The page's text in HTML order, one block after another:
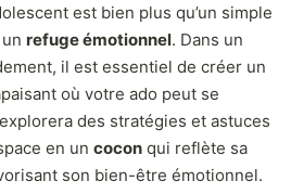
est bien plus qu’un simple
refuge émotionnel. Dans un
il est essentiel de créer un
où votre ado peut se
des stratégies et astuces
en un cocon qui reflète sa
son bien-être émotionnel.